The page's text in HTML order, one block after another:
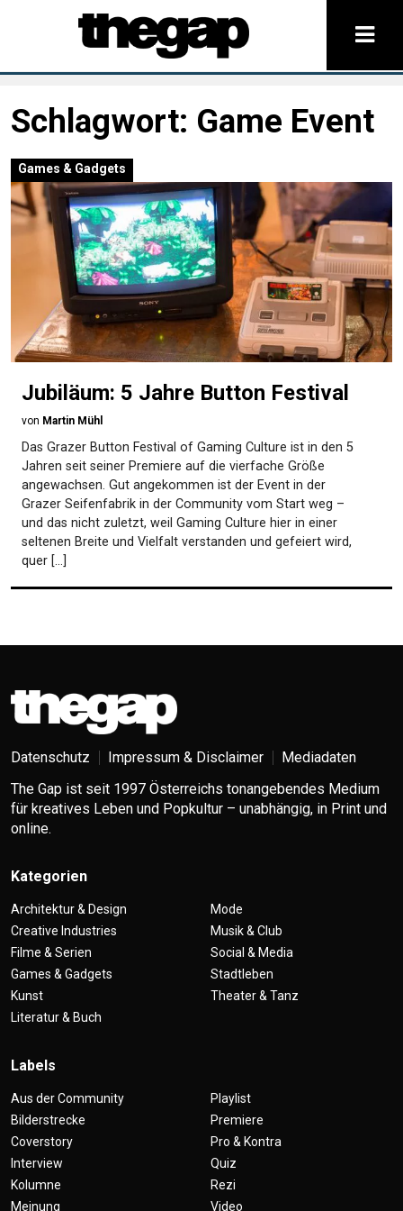
Schlagwort: Game Event
Games & Gadgets
Jubiläum: 5 Jahre Button Festival
von Martin Mühl
Das Grazer Button Festival of Gaming Culture ist in den 5
Jahren seit seiner Premiere auf die vierfache Größe
angewachsen. Gut angekommen ist der Event in der
Grazer Seifenfabrik in der Community vom Start weg –
und das nicht zuletzt, weil Gaming Culture hier in einer
seltenen Breite und Vielfalt verstanden und gefeiert wird,
quer […]
Datenschutz Impressum & Disclaimer
Mediadaten
The Gap ist seit 1997 Österreichs tonangebendes Medium
für kreatives Leben und Popkultur – unabhängig, in Print und
online.
Kategorien
Architektur & Design
Creative Industries
Filme & Serien
Games & Gadgets
Kunst
Literatur & Buch
Mode
Musik & Club
Social & Media
Stadtleben
Theater & Tanz
Labels
Aus der Community
Bilderstrecke
Coverstory
Interview
Kolumne
Meinung
Playlist
Premiere
Pro & Kontra
Quiz
Rezi
Video